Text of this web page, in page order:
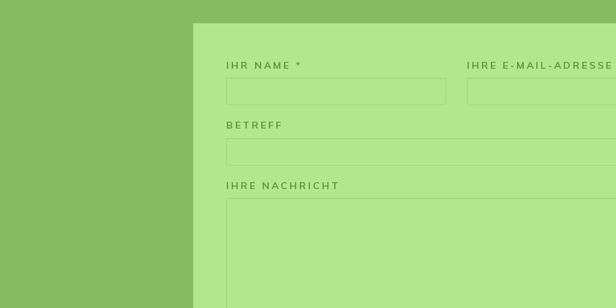
IHR NAME * IHRE E-MAIL-
BETREFF
IHRE NACHRICHT